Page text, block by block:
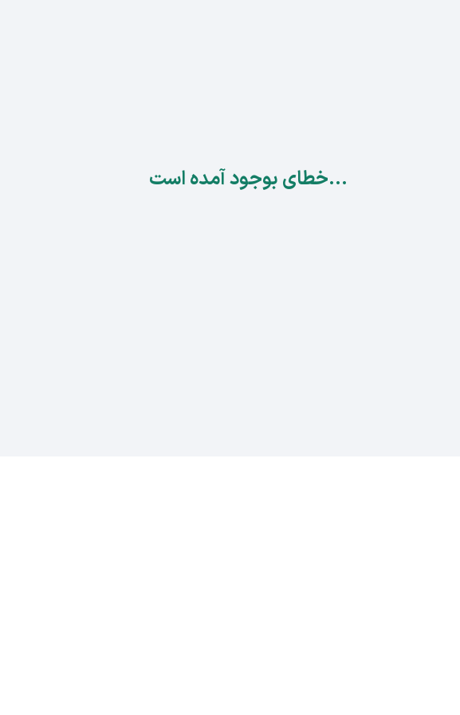
...خطای بوجود آمده است